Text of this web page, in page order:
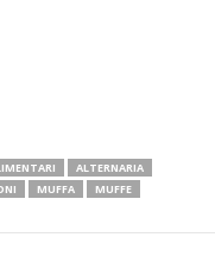
ALTERNARIA
MUFFA
MUFFE